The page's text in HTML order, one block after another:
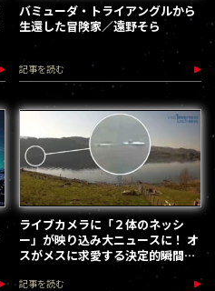
バミューダ・トライアングルから
生還した冒険家／遠野そら
記事を読む
ライブカメラに「２体のネッシ
ー」が映り込み大ニュースに！ オ
スがメスに求愛する決定的瞬間
記事を読む